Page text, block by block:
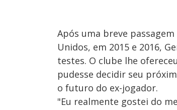
Após uma breve
Unidos, em 2015 e 2016,
testes. O clube lhe
pudesse decidir seu
o futuro do ex-jogador.
"Eu realmente gostei do